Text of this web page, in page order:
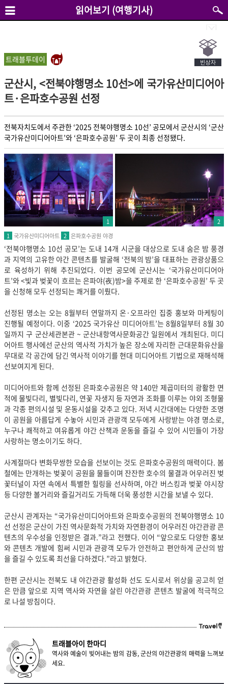
읽어보기 (여행기사)
트래블투데이
군산시, <전북야행명소 10선>에 국가유산미디어아
트·은파호수공원 선정
전북자치도에서 주관한 ‘2025 전북야행명소 10선’ 공모에서 군산시의 ‘군산
국가유산미디어아트’와 ‘은파호수공원’ 두 곳이 최종 선정됐다.
1
2
1 국가유산미디어아트 2 은파호수공원 야경
‘전북야행명소 10선 공모’는 도내 14개 시군을 대상으로 도내 숨은 밤 풍경
과 지역의 고유한 야간 콘텐츠를 발굴해 ‘전북의 밤’을 대표하는 관광상품으
로 육성하기 위해 추진되었다. 이번 공모에 군산시는 ‘국가유산미디어아
트’와 <빛과 벚꽃이 흐르는 은파야(夜)밤>을 주제로 한 ‘은파호수공원’ 두 곳
을 신청해 모두 선정되는 쾌거를 이뤘다.
선정된 명소는 오는 8월부터 연말까지 온·오프라인 집중 홍보와 마케팅이
진행될 예정이다. 이중 ‘2025 국가유산 미디어아트’는 8월8일부터 8월 30
일까지 구 군산세관본관 ~ 군산내항역사문화공간 일원에서 개최된다. 미디
어아트 행사에선 군산의 역사적 가치가 높은 장소에 자리한 근대문화유산을
무대로 각 공간에 담긴 역사적 이야기를 현대 미디어아트 기법으로 재해석해
선보여지게 된다.
미디어아트와 함께 선정된 은파호수공원은 약 140만 제곱미터의 광활한 면
적에 물빛다리, 별빛다리, 연꽃 자생지 등 자연과 조화를 이루는 야외 조형물
과 각종 편의시설 및 운동시설을 갖추고 있다. 저녁 시간대에는 다양한 조명
이 공원을 아름답게 수놓아 시민과 관광객 모두에게 사랑받는 야경 명소로,
누구나 쾌적하고 여유롭게 야간 산책과 운동을 즐길 수 있어 시민들이 가장
사랑하는 명소이기도 하다.
사계절마다 변화무쌍한 모습을 선보이는 것도 은파호수공원의 매력이다. 봄
철에는 만개하는 벚꽃이 공원을 물들이며 잔잔한 호수의 물결과 어우러진 벚
꽃터널이 자연 속에서 특별한 힐링을 선사하며, 야간 버스킹과 벚꽃 야시장
등 다양한 볼거리와 즐길거리도 가득해 더욱 풍성한 시간을 보낼 수 있다.
군산시 관계자는 “국가유산미디어아트와 은파호수공원의 전북야행명소 10
선 선정은 군산이 가진 역사문화적 가치와 자연환경이 어우러진 야간관광 콘
텐츠의 우수성을 인정받은 결과.”라고 전했다. 이어 “앞으로도 다양한 홍보
와 콘텐츠 개발에 힘써 시민과 관광객 모두가 안전하고 편안하게 군산의 밤
을 즐길 수 있도록 최선을 다하겠다.”라고 밝혔다.
한편 군산시는 전북도 내 야간관광 활성화 선도 도시로서 위상을 공고히 얻
은 만큼 앞으로 지역 역사와 자연을 살린 야간관광 콘텐츠 발굴에 적극적으
로 나설 방침이다.
트래블아이 한마디
역사와 예술이 빚어내는 밤의 감동, 군산의 야간관광의 매력을 느껴보
세요.